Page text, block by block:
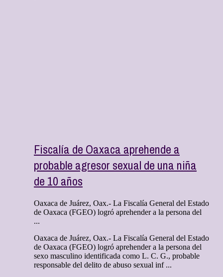
Fiscalía de Oaxaca aprehende a
probable agresor sexual de una niña
de 10 años
Oaxaca de Juárez, Oax.- La Fiscalía General del Estado
de Oaxaca (FGEO) logró aprehender a la persona del
...
Oaxaca de Juárez, Oax.- La Fiscalía General del Estado
de Oaxaca (FGEO) logró aprehender a la persona del
sexo masculino identificada como L. C. G., probable
responsable del delito de abuso sexual inf ...